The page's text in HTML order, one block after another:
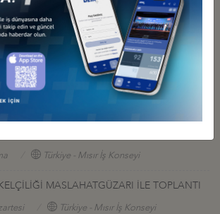
BİRLİĞİ İLE TOPLANTI
Türkiye - Mısır İş Konseyi
MASA TOPLANTISI
Türkiye - Mısır İş Konseyi
Türkiye - Mısır İş Konseyi
MASLAHATGÜZARI İLE TOPLANTI
Türkiye - Mısır İş Konseyi